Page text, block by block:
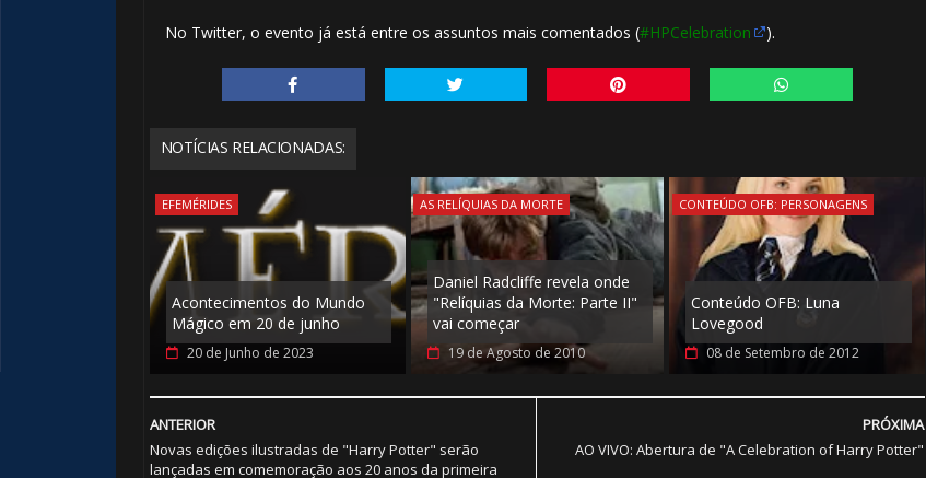
No Twitter, o evento já está entre os assuntos mais comentados (#HPCelebration ).
NOTÍCIAS RELACIONADAS:
EFEMÉRIDES
Acontecimentos do Mundo
Mágico em 20 de junho
20 de Junho de 2023
AS RELÍQUIAS DA MORTE
Daniel Radcliffe revela onde
"Relíquias da Morte: Parte II"
vai começar
19 de Agosto de 2010
CONTEÚDO OFB: PERSONAGENS
Conteúdo OFB: Luna
Lovegood
08 de Setembro de 2012
PRÓXIMA
AO VIVO: Abertura de "A Celebration of Harry Potter"
ANTERIOR
Novas edições ilustradas de "Harry Potter" serão
lançadas em comemoração aos 20 anos da primeira